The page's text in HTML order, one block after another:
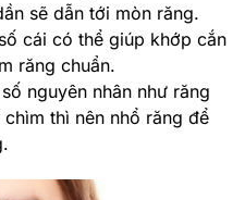
sẽ dẫn tới mòn răng.
cái có thể giúp khớp cắn
răng chuẩn.
nguyên nhân như răng
thì nên nhổ răng để